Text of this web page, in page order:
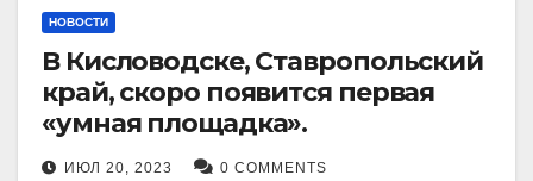
НОВОСТИ
В Кисловодске, Ставропольский
край, скоро появится первая
«умная площадка».
ИЮЛ 20, 2023 0 COMMENTS